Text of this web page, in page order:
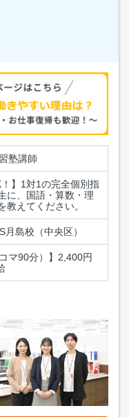
塾講師
！】1対1の完全個別指
に、国語・算数・理
教えてください。
島校（中央区）
マ90分）】2,400円